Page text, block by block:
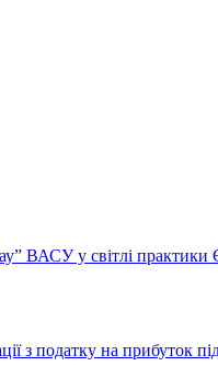
ВАСУ у світлі практики
з податку на прибуток